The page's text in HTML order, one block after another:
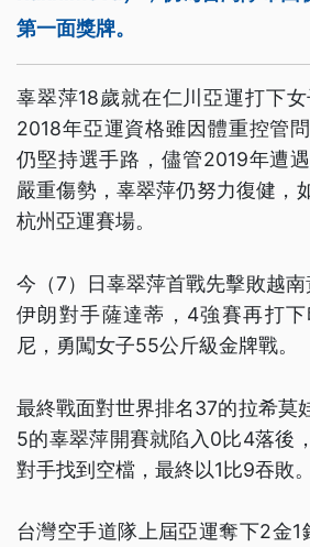
第一面獎牌。
辜翠萍18歲就在仁川亞運打下
2018年亞運資格雖因體重控管
仍堅持選手路，儘管2019年遭
嚴重傷勢，辜翠萍仍努力復健，
杭州亞運賽場。
今（7）日辜翠萍首戰先擊敗越
伊朗對手薩達蒂，4強賽再打
尼，勇闖女子55公斤級金牌戰。
最終戰面對世界排名37的拉希莫
5的辜翠萍開賽就陷入0比4落後
對手找到空檔，最終以1比9吞敗。
台灣空手道隊上屆亞運奪下2金